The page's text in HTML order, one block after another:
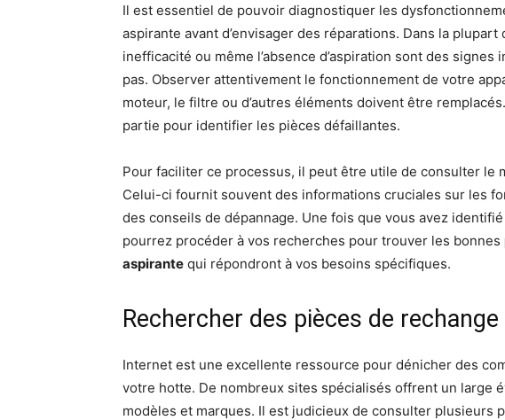
Il est essentiel de pouvoir diagnostiquer les
aspirante avant d’envisager des réparations. Dans la
inefficacité ou même l’absence d’aspiration sont des
pas. Observer attentivement le fonctionnement de votre
moteur, le filtre ou d’autres éléments doivent être
partie pour identifier les pièces défaillantes.
Pour faciliter ce processus, il peut être utile de consulter le
Celui-ci fournit souvent des informations cruciales sur les
des conseils de dépannage. Une fois que vous avez
pourrez procéder à vos recherches pour trouver les bonnes
aspirante qui répondront à vos besoins spécifiques.
Rechercher des pièces de rechange
Internet est une excellente ressource pour dénicher des
votre hotte. De nombreux sites spécialisés offrent un large
modèles et marques. Il est judicieux de consulter plusieurs